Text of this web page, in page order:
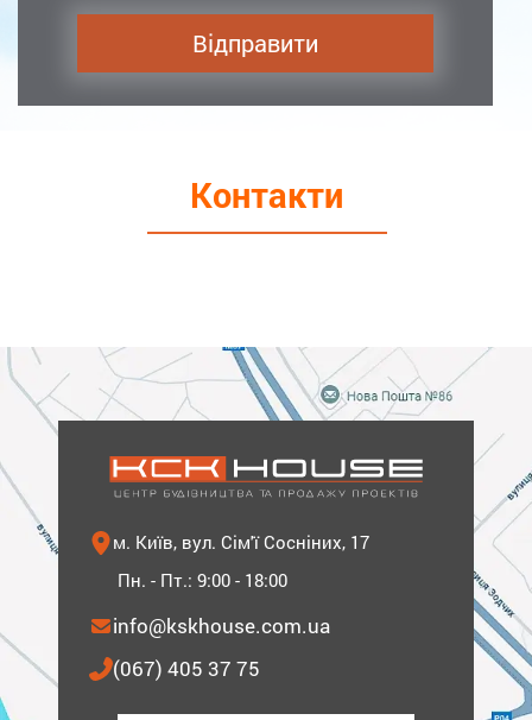
Контакти
м. Київ, вул. Сім'ї Сосніних, 17
Пн. - Пт.: 9:00 - 18:00
info@kskhouse.com.ua
(067) 405 37 75